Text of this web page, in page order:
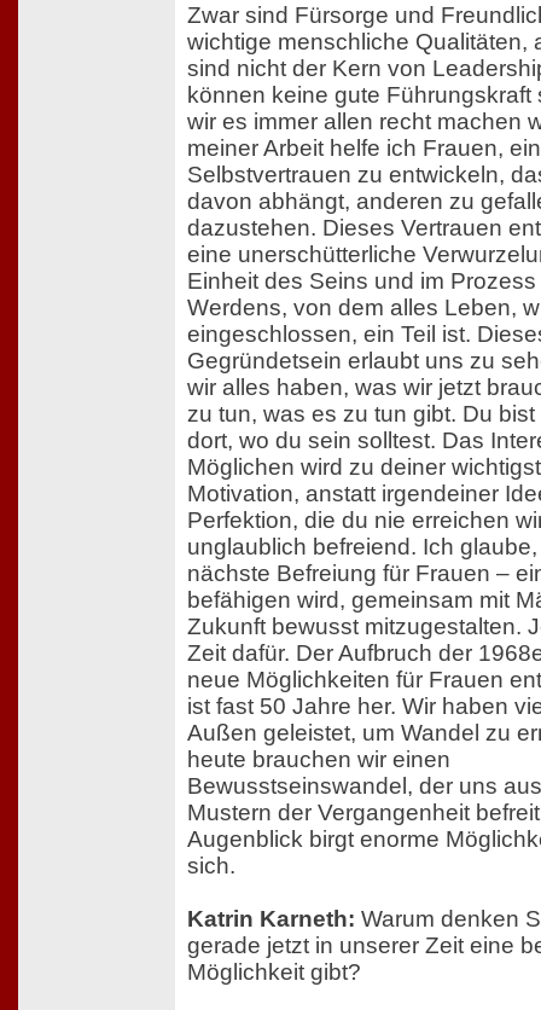
Zwar sind Fürsorge und
wichtige menschliche Qualitäten,
sind nicht der Kern von
können keine gute Führungskraft
wir es immer allen recht machen
meiner Arbeit helfe ich Frauen,
Selbstvertrauen zu entwickeln,
davon abhängt, anderen zu
dazustehen. Dieses Vertrauen
eine unerschütterliche
Einheit des Seins und im
Werdens, von dem alles Leben,
eingeschlossen, ein Teil ist.
Gegründetsein erlaubt uns zu
wir alles haben, was wir jetzt
zu tun, was es zu tun gibt. Du
dort, wo du sein solltest. Das
Möglichen wird zu deiner
Motivation, anstatt irgendeiner
Perfektion, die du nie erreichen
unglaublich befreiend. Ich
nächste Befreiung für Frauen –
befähigen wird, gemeinsam mit
Zukunft bewusst mitzugestalten.
Zeit dafür. Der Aufbruch der
neue Möglichkeiten für Frauen
ist fast 50 Jahre her. Wir haben
Außen geleistet, um Wandel zu
heute brauchen wir einen
Bewusstseinswandel, der uns
Mustern der Vergangenheit
Augenblick birgt enorme
sich.
Katrin Karneth: Warum denken
gerade jetzt in unserer Zeit eine
Möglichkeit gibt?